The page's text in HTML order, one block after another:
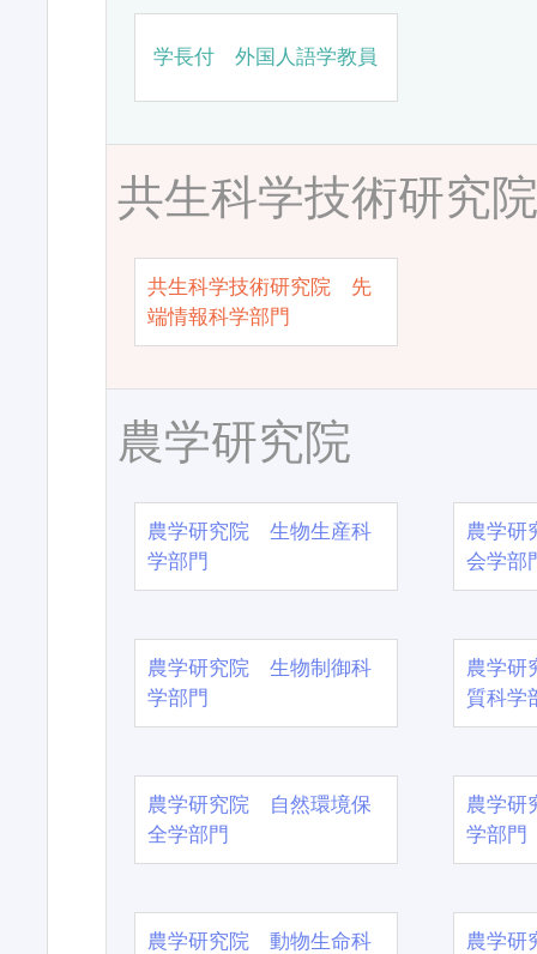
学長付 外国人語学教員
共生科学技術研究
共生科学技術研究院 先
端情報科学部門
農学研究院
農学研究院 生物生産科
学部門
農学
会学部
農学研究院 生物制御科
学部門
農学
質科学
農学研究院 自然環境保
全学部門
農学
学部門
農学研究院 動物生命科
農学